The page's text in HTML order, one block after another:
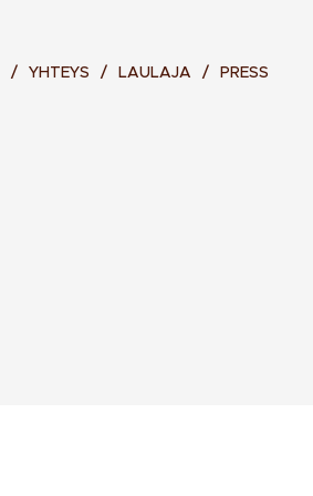
YHTEYS LAULAJA PRESS